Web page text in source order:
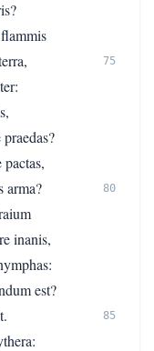
75
arma?
80
inanis,
est?
85